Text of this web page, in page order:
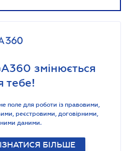
змінюється
тебе!
поле для роботи із правовими,
реєстровими, договірними,
даними.
БІЛЬШЕ